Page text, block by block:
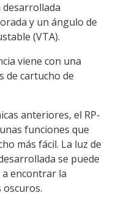
desarrollada
y un ángulo de
(VTA).
viene con una
de cartucho de
anteriores, el RP-
funciones que
más fácil. La luz de
se puede
encontrar la